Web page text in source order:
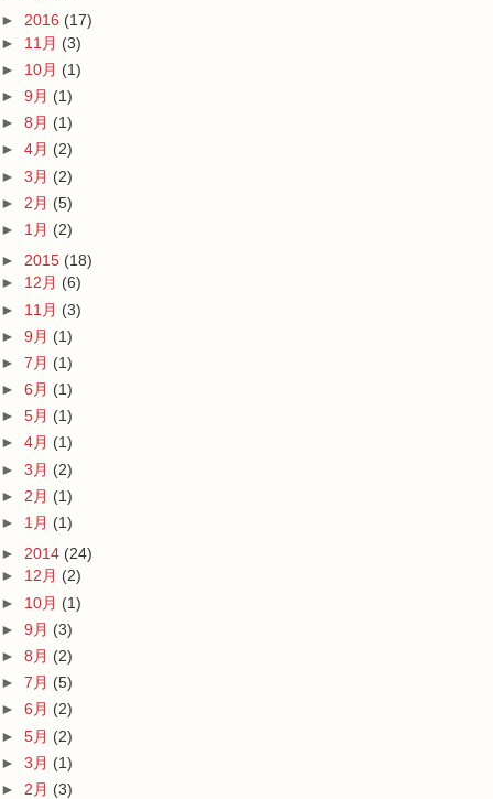
► 2016 (17)
► 11月 (3)
► 10月 (1)
► 9月 (1)
► 8月 (1)
► 4月 (2)
► 3月 (2)
► 2月 (5)
► 1月 (2)
► 2015 (18)
► 12月 (6)
► 11月 (3)
► 9月 (1)
► 7月 (1)
► 6月 (1)
► 5月 (1)
► 4月 (1)
► 3月 (2)
► 2月 (1)
► 1月 (1)
► 2014 (24)
► 12月 (2)
► 10月 (1)
► 9月 (3)
► 8月 (2)
► 7月 (5)
► 6月 (2)
► 5月 (2)
► 3月 (1)
► 2月 (3)